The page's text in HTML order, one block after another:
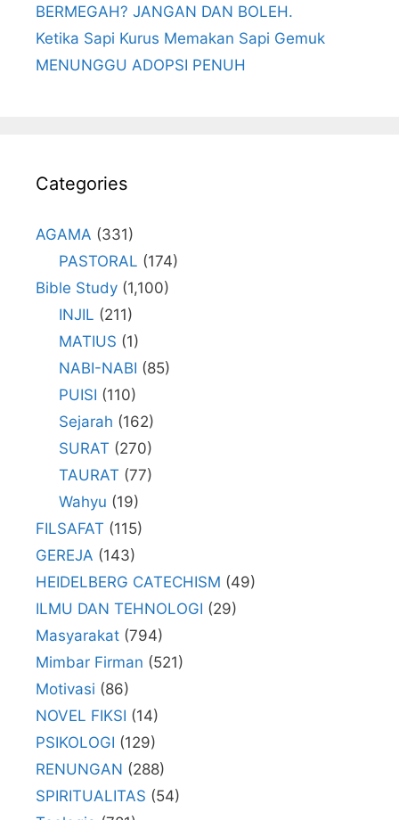
BERMEGAH? JANGAN DAN BOLEH.
Ketika Sapi Kurus Memakan Sapi Gemuk
MENUNGGU ADOPSI PENUH
Categories
AGAMA (331)
PASTORAL (174)
Bible Study (1,100)
INJIL (211)
MATIUS (1)
NABI-NABI (85)
PUISI (110)
Sejarah (162)
SURAT (270)
TAURAT (77)
Wahyu (19)
FILSAFAT (115)
GEREJA (143)
HEIDELBERG CATECHISM (49)
ILMU DAN TEHNOLOGI (29)
Masyarakat (794)
Mimbar Firman (521)
Motivasi (86)
NOVEL FIKSI (14)
PSIKOLOGI (129)
RENUNGAN (288)
SPIRITUALITAS (54)